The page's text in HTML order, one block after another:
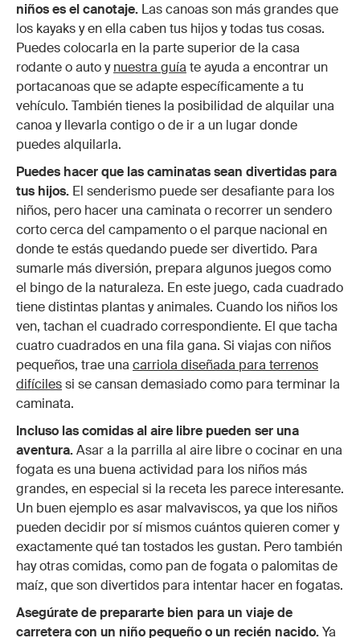
niños es el canotaje. Las canoas son más grandes que
los kayaks y en ella caben tus hijos y todas tus cosas.
Puedes colocarla en la parte superior de la casa
rodante o auto ynuestra guía te ayuda a encontrar un
portacanoas que se adapte específicamente a tu
vehículo. También tienes la posibilidad de alquilar una
canoa y llevarla contigo o de ir a un lugar donde
puedes alquilarla.
Puedes hacer que las caminatas sean divertidas para
tus hijos. El senderismo puede ser desafiante para los
niños, pero hacer una caminata o recorrer un sendero
corto cerca del campamento o el parque nacional en
donde te estás quedando puede ser divertido. Para
sumarle más diversión, prepara algunos juegos como
el bingo de la naturaleza. En este juego, cada cuadrado
tiene distintas plantas y animales. Cuando los niños los
ven, tachan el cuadrado correspondiente. El que tacha
cuatro cuadrados en una fila gana. Si viajas con niños
pequeños, trae una carriola diseñada para terrenos
difícilessi se cansan demasiado como para terminar la
caminata.
Incluso las comidas al aire libre pueden ser una
aventura.Asar a la parrilla al aire libre o cocinar en una
fogata es una buena actividad para los niños más
grandes, en especial si la receta les parece interesante.
Un buen ejemplo es asar malvaviscos, ya que los niños
pueden decidir por sí mismos cuántos quieren comer y
exactamente qué tan tostados les gustan. Pero también
hay otras comidas, como pan de fogata o palomitas de
maíz, que son divertidos para intentar hacer en fogatas.
Asegúrate de prepararte bien para un viaje de
carretera con un niño pequeño o un recién nacido.Ya